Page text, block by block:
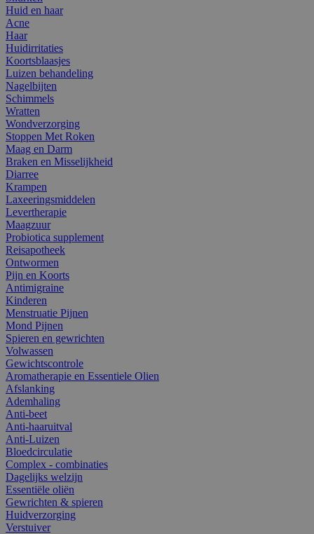
Huid en haar
Acne
Haar
Huidirritaties
Koortsblaasjes
Luizen behandeling
Nagelbijten
Schimmels
Wratten
Wondverzorging
Stoppen Met Roken
Maag en Darm
Braken en Misselijkheid
Diarree
Krampen
Laxeeringsmiddelen
Levertherapie
Maagzuur
Probiotica supplement
Reisapotheek
Ontwormen
Pijn en Koorts
Antimigraine
Kinderen
Menstruatie Pijnen
Mond Pijnen
Spieren en gewrichten
Volwassen
Gewichtscontrole
Aromatherapie en Essentiele Olien
Afslanking
Ademhaling
Anti-beet
Anti-haaruitval
Anti-Luizen
Bloedcirculatie
Complex - combinaties
Dagelijks welzijn
Essentiële oliën
Gewrichten & spieren
Huidverzorging
Verstuiver